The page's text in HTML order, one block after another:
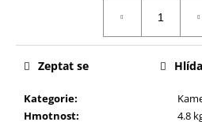
Kategorie:
Hmotnost:
4.8
Zeptat se